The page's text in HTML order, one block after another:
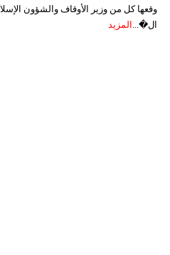
وقعها كل من وزير الأوقاف والشؤون
ال�... المزيد